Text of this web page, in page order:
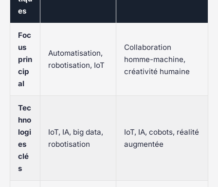
es
Foc
us
prin
cip
al
Automatisation,
robotisation, IoT
Collaboration
homme-machine,
créativité humaine
Tec
hno
logi
es
clé
s
IoT, IA, big data,
robotisation
IoT, IA, cobots, réalité
augmentée